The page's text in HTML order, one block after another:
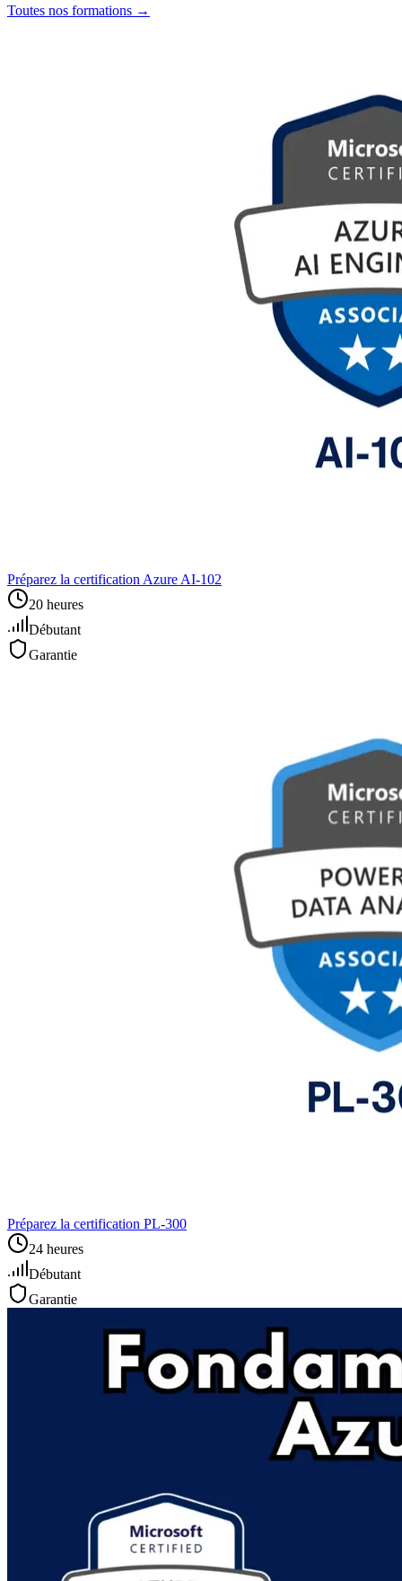
Toutes nos formations →
Préparez la certification Azure AI‑102
20 heures
Débutant
Garantie
Préparez la certification PL‑300
24 heures
Débutant
Garantie